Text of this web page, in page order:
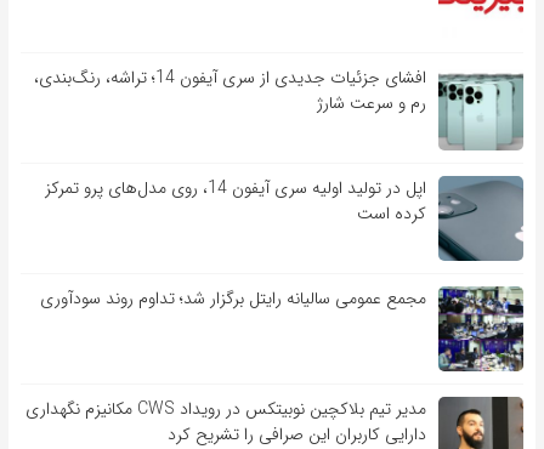
افشای جزئیات جدیدی از سری آیفون 14؛ تراشه، رنگ‌بندی،
رم و سرعت شارژ
اپل در تولید اولیه سری آیفون 14، روی مدل‌های پرو تمرکز
کرده است
مجمع عمومی سالیانه رایتل برگزار شد؛ تداوم روند سودآوری
مدیر تیم بلاکچین نوبیتکس در رویداد CWS مکانیزم نگهداری
دارایی کاربران این صرافی را تشریح کرد